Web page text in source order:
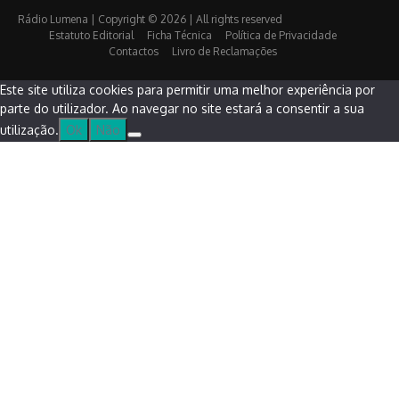
Rádio Lumena | Copyright © 2026 | All rights reserved
Estatuto Editorial
Ficha Técnica
Política de Privacidade
Contactos
Livro de Reclamações
Este site utiliza cookies para permitir uma melhor experiência por
parte do utilizador. Ao navegar no site estará a consentir a sua
utilização. Ok Não